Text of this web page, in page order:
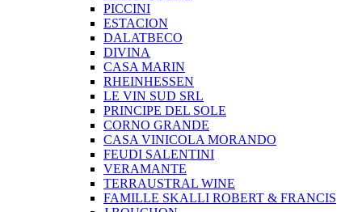
PICCINI
ESTACION
DALATBECO
DIVINA
CASA MARIN
RHEINHESSEN
LE VIN SUD SRL
PRINCIPE DEL SOLE
CORNO GRANDE
CASA VINICOLA MORANDO
FEUDI SALENTINI
VERAMANTE
TERRAUSTRAL WINE
FAMILLE SKALLI ROBERT & FRANCIS